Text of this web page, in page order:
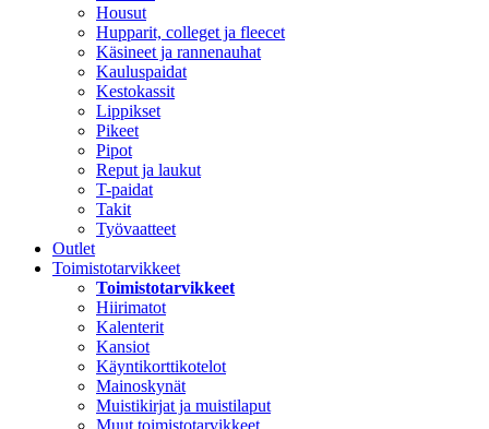
Housut
Hupparit, colleget ja fleecet
Käsineet ja rannenauhat
Kauluspaidat
Kestokassit
Lippikset
Pikeet
Pipot
Reput ja laukut
T-paidat
Takit
Työvaatteet
Outlet
Toimistotarvikkeet
Toimistotarvikkeet
Hiirimatot
Kalenterit
Kansiot
Käyntikorttikotelot
Mainoskynät
Muistikirjat ja muistilaput
Muut toimistotarvikkeet